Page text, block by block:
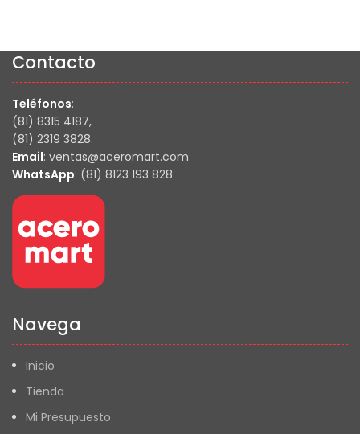
Contacto
Teléfonos:
(81) 8315 4187,
(81) 2319 3828.
Email: ventas@aceromart.com
WhatsApp: (81) 8123 193 828
Navega
Inicio
Tienda
Mi Presupuesto